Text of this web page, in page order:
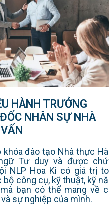
HÀNH TRƯỞNG
NHÂN SỰ NHÀ
khóa đào tạo Nhà thực
Tư duy và được
NLP Hoa Kì có giá trị
bộ công cụ, kỹ thuật, kỹ
bạn có thể mang về
sự nghiệp của mình.